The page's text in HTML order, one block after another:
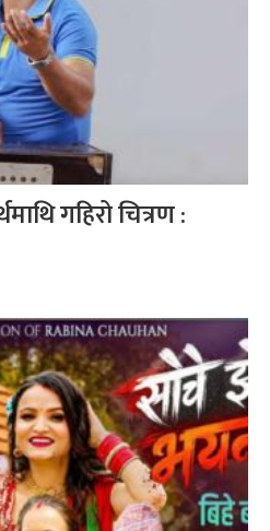
गहिरो चित्रण :